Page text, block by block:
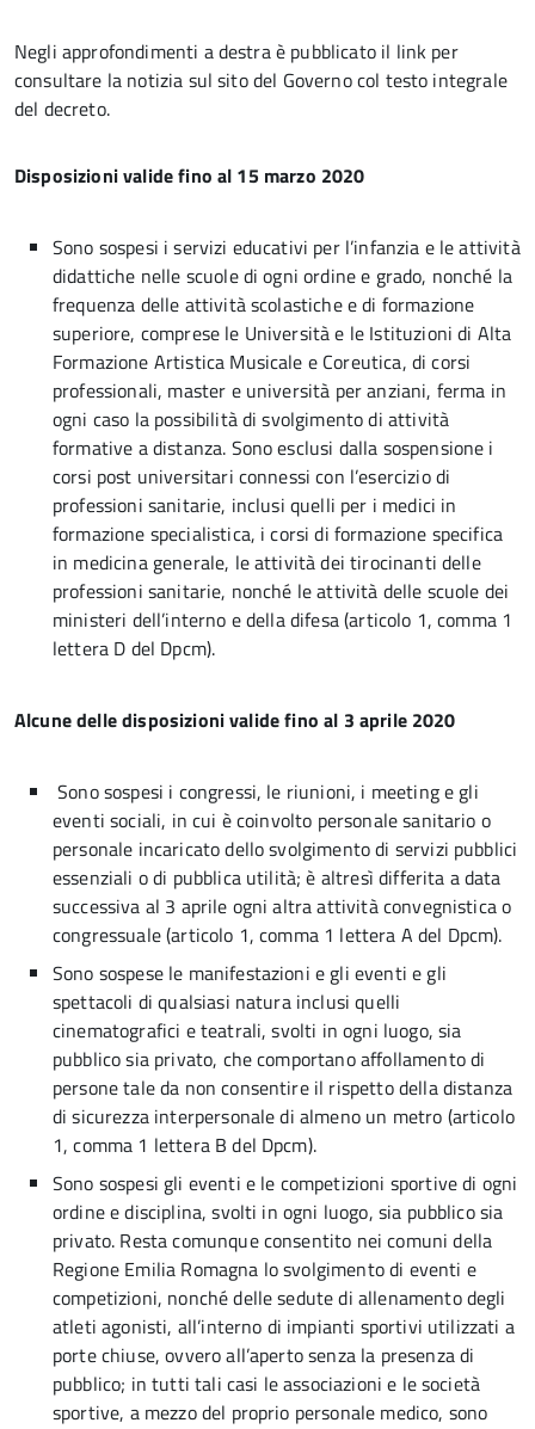
Negli approfondimenti a destra è pubblicato il link per
consultare la notizia sul sito del Governo col testo integrale
del decreto.
Disposizioni valide fino al 15 marzo 2020
Sono sospesi i servizi educativi per l’infanzia e le attività
didattiche nelle scuole di ogni ordine e grado, nonché la
frequenza delle attività scolastiche e di formazione
superiore, comprese le Università e le Istituzioni di Alta
Formazione Artistica Musicale e Coreutica, di corsi
professionali, master e università per anziani, ferma in
ogni caso la possibilità di svolgimento di attività
formative a distanza. Sono esclusi dalla sospensione i
corsi post universitari connessi con l’esercizio di
professioni sanitarie, inclusi quelli per i medici in
formazione specialistica, i corsi di formazione specifica
in medicina generale, le attività dei tirocinanti delle
professioni sanitarie, nonché le attività delle scuole dei
ministeri dell’interno e della difesa (articolo 1, comma 1
lettera D del Dpcm).
Alcune delle disposizioni valide fino al 3 aprile 2020
Sono sospesi i congressi, le riunioni, i meeting e gli
eventi sociali, in cui è coinvolto personale sanitario o
personale incaricato dello svolgimento di servizi pubblici
essenziali o di pubblica utilità; è altresì differita a data
successiva al 3 aprile ogni altra attività convegnistica o
congressuale (articolo 1, comma 1 lettera A del Dpcm).
Sono sospese le manifestazioni e gli eventi e gli
spettacoli di qualsiasi natura inclusi quelli
cinematografici e teatrali, svolti in ogni luogo, sia
pubblico sia privato, che comportano affollamento di
persone tale da non consentire il rispetto della distanza
di sicurezza interpersonale di almeno un metro (articolo
1, comma 1 lettera B del Dpcm).
Sono sospesi gli eventi e le competizioni sportive di ogni
ordine e disciplina, svolti in ogni luogo, sia pubblico sia
privato. Resta comunque consentito nei comuni della
Regione Emilia Romagna lo svolgimento di eventi e
competizioni, nonché delle sedute di allenamento degli
atleti agonisti, all’interno di impianti sportivi utilizzati a
porte chiuse, ovvero all’aperto senza la presenza di
pubblico; in tutti tali casi le associazioni e le società
sportive, a mezzo del proprio personale medico, sono